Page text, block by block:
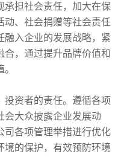
承担社会责任，加大在保
动、社会捐赠等社会责任
融入企业的发展战略，紧
合，通过提升品牌价值和
投资者的责任。遵循各项
会大众披露企业发展动
司各项管理举措进行优化
境的保护，有效预防环境